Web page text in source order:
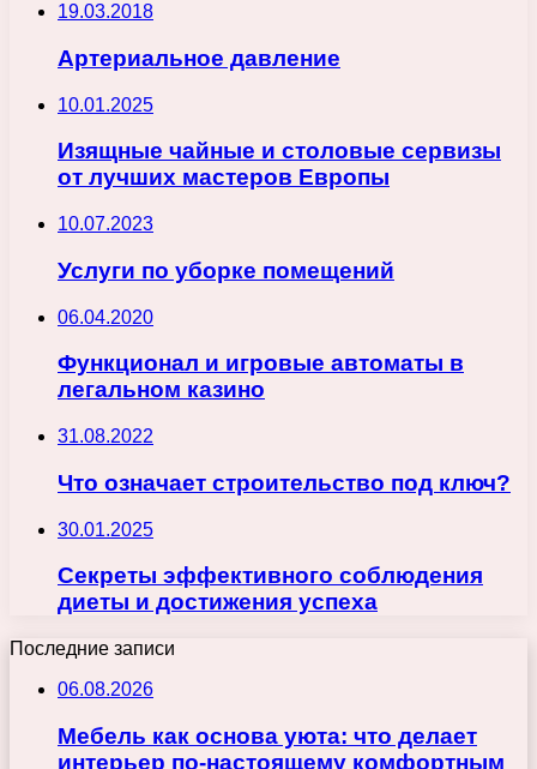
19.03.2018
Артериальное давление
10.01.2025
Изящные чайные и столовые сервизы
от лучших мастеров Европы
10.07.2023
Услуги по уборке помещений
06.04.2020
Функционал и игровые автоматы в
легальном казино
31.08.2022
Что означает строительство под ключ?
30.01.2025
Секреты эффективного соблюдения
диеты и достижения успеха
Последние записи
06.08.2026
Мебель как основа уюта: что делает
интерьер по-настоящему комфортным